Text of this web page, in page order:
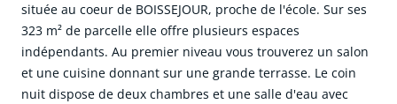
située au coeur de BOISSEJOUR, proche de l'école. Sur ses
323 m² de parcelle elle offre plusieurs espaces
indépendants. Au premier niveau vous trouverez un salon
et une cuisine donnant sur une grande terrasse. Le coin
nuit dispose de deux chambres et une salle d'eau avec